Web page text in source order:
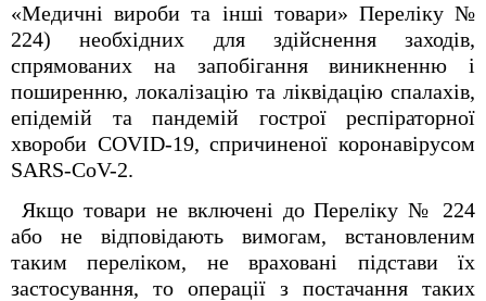
«Медичні вироби та інші товари» Переліку №
224) необхідних для здійснення заходів,
спрямованих на запобігання виникненню і
поширенню, локалізацію та ліквідацію спалахів,
епідемій та пандемій гострої респіраторної
хвороби COVID-19, спричиненої коронавірусом
SARS-CoV-2.
Якщо товари не включені до Переліку № 224
або не відповідають вимогам, встановленим
таким переліком, не враховані підстави їх
застосування, то операції з постачання таких